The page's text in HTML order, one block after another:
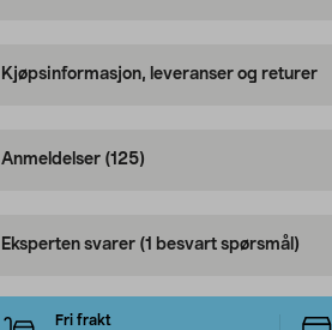
Kjøpsinformasjon, leveranser og returer
Anmeldelser (125)
Eksperten svarer (1 besvart spørsmål)
Fri frakt